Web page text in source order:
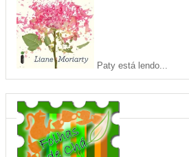
Paty está lendo...